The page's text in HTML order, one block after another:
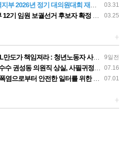
03.31
2026년 정기 대의원대회 재소집 건
03.25
임원 보궐선거 후보자 확정 공고
+
9일전
자 사망사고의 철저한 진상규명과 재발방지 대책 마련하라
07.16
권성동 의원직 상실, 사필귀정이다
07.01
를 위한 민주노총 강원지역본부 폭염감시단 선포 기자회견
+